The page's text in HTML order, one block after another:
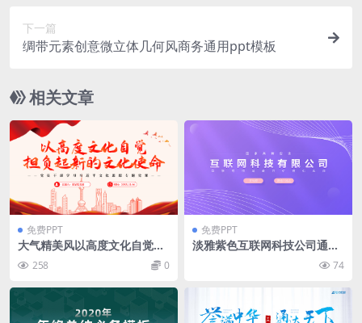
下一篇
绸带元素创意微立体几何风商务通用ppt模板
相关文章
免费PPT
大气精美风以高度文化自觉担
负起新的文化使命PPT
258 0
免费PPT
淡雅紫色互联网科技公司通用
74